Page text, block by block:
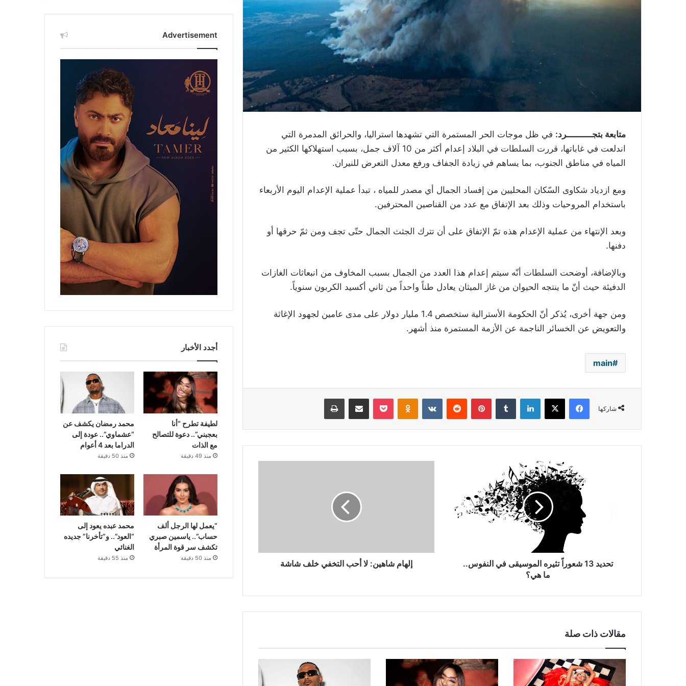
متابعة بتجــــــــــرد: في ظل موجات الحر المستمرة التي تشهدها استراليا، والحرائق المدمرة التي
اندلعت في غاباتها، قررت السلطات في البلاد إعدام أكثر من 10 آلاف جمل، بسبب استهلاكها الكثير من
المياه في مناطق الجنوب، بما يساهم في زيادة الجفاف ورفع معدل التعرض للنيران.
ومع ازدياد شكاوى السّكان المحليين من إفساد الجمال أي مصدر للمياه ، تبدأ عملية الإعدام اليوم الأربعاء
باستخدام المروحيات وذلك بعد الإتفاق مع عدد من القناصين المحترفين.
وبعد الإنتهاء من عملية الإعدام هذه تمّ الإتفاق على أن تترك الجثث الجمال حتّى تجف ومن ثمّ حرقها أو
دفنها.
وبالإضافة، أوضحت السلطات أنّه سيتم إعدام هذا العدد من الجمال بسبب المخاوف من انبعاثات الغازات
الدفيئة حيث أنّ ما ينتجه الحيوان من غاز الميثان يعادل طناً واحداً من ثاني أكسيد الكربون سنوياً.
ومن جهة أخرى، يُذكر أنّ الحكومة الأسترالية ستخصص 1.4 مليار دولار على مدى عامين لجهود الإغاثة
والتعويض عن الخسائر الناجمة عن الأزمة المستمرة منذ أشهر.
main
شاركها
فيسبوك ‫X لينكدإن بينتيريست Odnoklassniki
‫Pocket مشاركة عبر البريد طباعة
تحديد 13 شعوراً تثيره الموسيقى في النفوس..
ما هي؟
إلهام شاهين: لا أحب التخفي خلف شاشة
مقالات ذات صلة
Advertisement
أجدد الأخبار
لطيفة تطرح “أنا
بعجبني”.. دعوة للتصالح
مع الذات
منذ 49 دقيقة
محمد رمضان يكشف عن
“عشماوي”.. عودة إلى
الدراما بعد 4 أعوام
منذ 50 دقيقة
“يعمل لها الرجل ألف
حساب”.. ياسمين صبري
تكشف سر قوة المرأة
منذ 50 دقيقة
محمد عبده يعود إلى
“العود”.. و”تأخرنا” جديده
الغنائي
منذ 55 دقيقة